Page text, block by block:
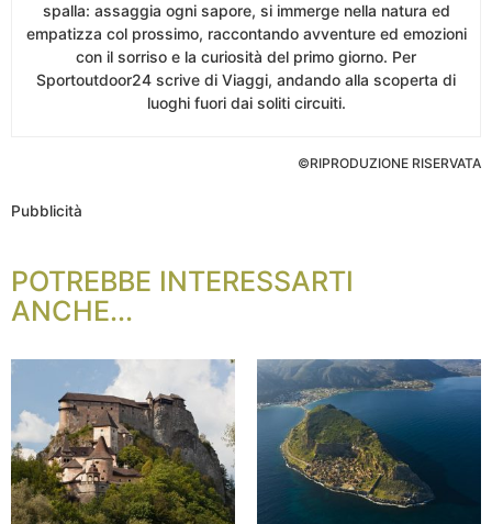
spalla: assaggia ogni sapore, si immerge nella natura ed
empatizza col prossimo, raccontando avventure ed emozioni
con il sorriso e la curiosità del primo giorno. Per
Sportoutdoor24 scrive di Viaggi, andando alla scoperta di
luoghi fuori dai soliti circuiti.
©RIPRODUZIONE RISERVATA
Pubblicità
POTREBBE INTERESSARTI
ANCHE...